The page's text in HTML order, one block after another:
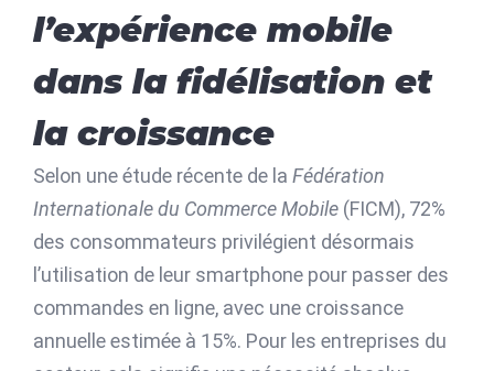
l’expérience mobile
dans la fidélisation et
la croissance
Selon une étude récente de la Fédération
Internationale du Commerce Mobile (FICM), 72%
des consommateurs privilégient désormais
l’utilisation de leur smartphone pour passer des
commandes en ligne, avec une croissance
annuelle estimée à 15%. Pour les entreprises du